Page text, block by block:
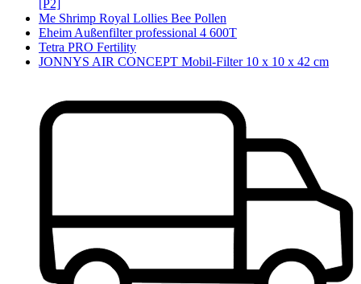
[P2]
Me Shrimp Royal Lollies Bee Pollen
Eheim Außenfilter professional 4 600T
Tetra PRO Fertility
JONNYS AIR CONCEPT Mobil-Filter 10 x 10 x 42 cm